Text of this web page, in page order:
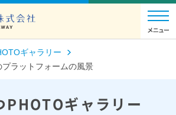
ギャラリー
ラットフォームの風景
PHOTOギャラリー